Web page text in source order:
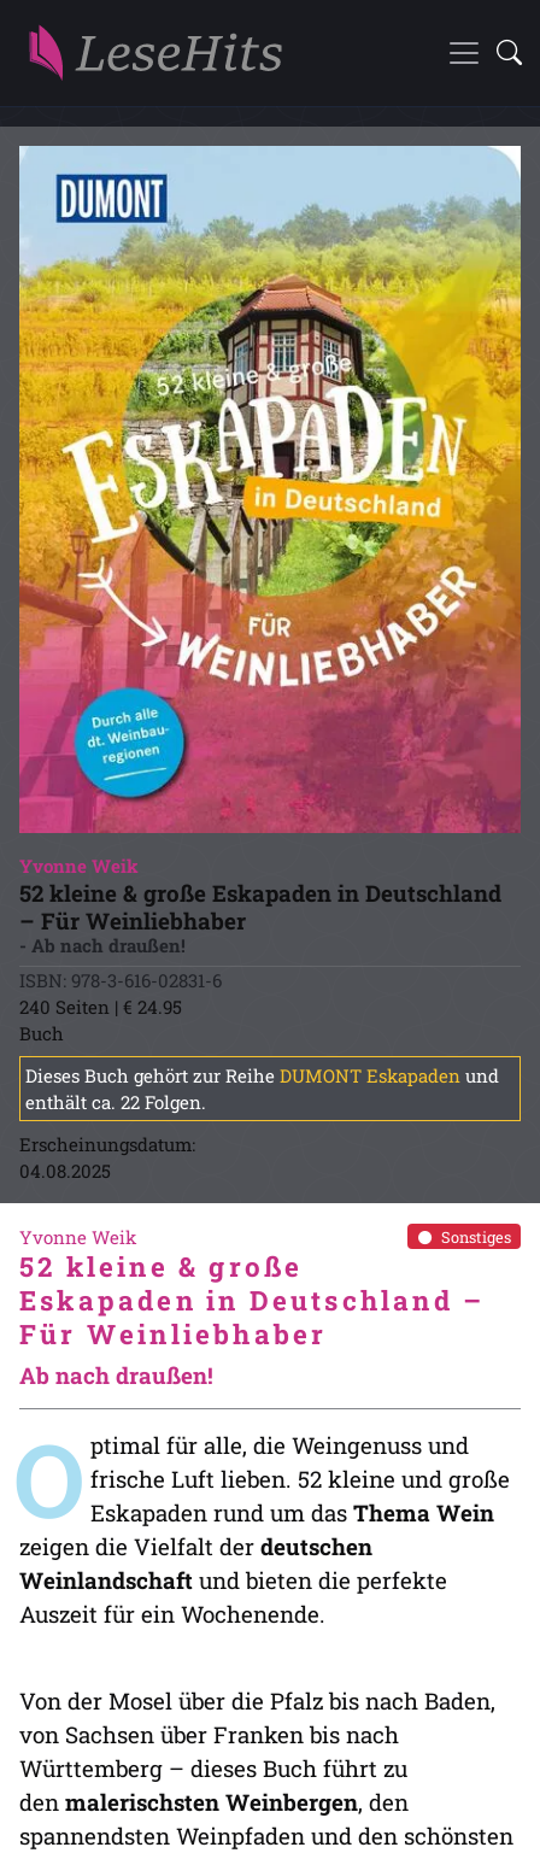
Yvonne Weik
52 kleine & große Eskapaden in Deutschland
– Für Weinliebhaber
- Ab nach draußen!
ISBN: 978-3-616-02831-6
240 Seiten | € 24.95
Buch
Dieses Buch gehört zur Reihe DUMONT Eskapaden und
enthält ca. 22 Folgen.
Erscheinungsdatum:
04.08.2025
Sonstiges
Yvonne Weik
52 kleine & große
Eskapaden in Deutschland –
Für Weinliebhaber
Ab nach draußen!
O ptimal für alle, die Weingenuss und
frische Luft lieben. 52 kleine und große
Eskapaden rund um das Thema Wein
zeigen die Vielfalt der deutschen
Weinlandschaft und bieten die perfekte
Auszeit für ein Wochenende.
Von der Mosel über die Pfalz bis nach Baden,
von Sachsen über Franken bis nach
Württemberg – dieses Buch führt zu
den malerischsten Weinbergen, den
spannendsten Weinpfaden und den schönsten